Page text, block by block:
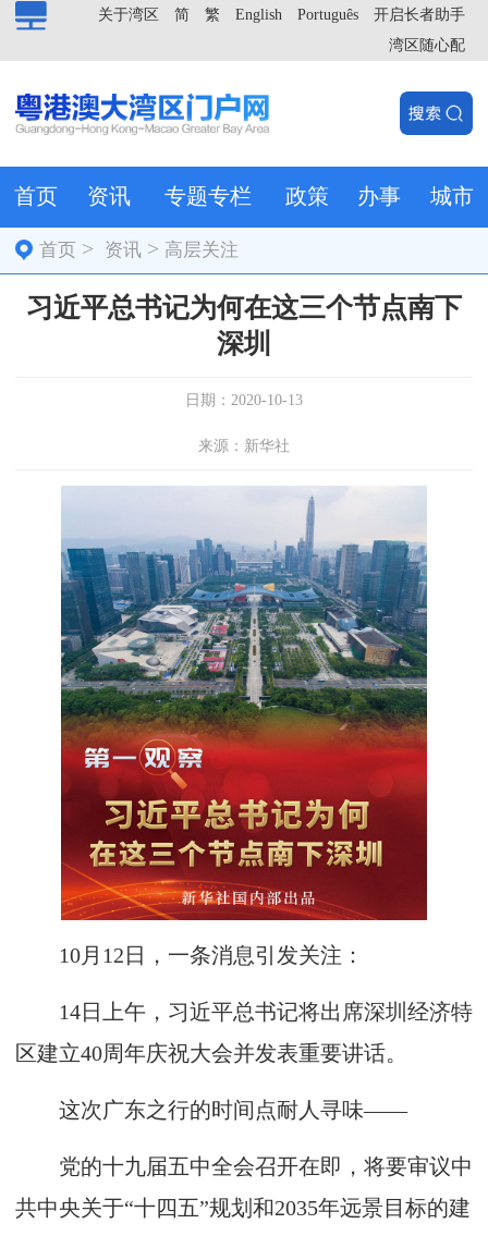
开启长者助手
Português
English
繁
简
关于湾区
湾区随心配
首页 资讯 专题专栏 政策 办事 城市
首页 > 资讯 > 高层关注
习近平总书记为何在这三个节点南下
深圳
日期：2020-10-13
来源：新华社
10月12日，一条消息引发关注：
14日上午，习近平总书记将出席深圳经济特
区建立40周年庆祝大会并发表重要讲话。
这次广东之行的时间点耐人寻味——
党的十九届五中全会召开在即，将要审议中
共中央关于“十四五”规划和2035年远景目标的建